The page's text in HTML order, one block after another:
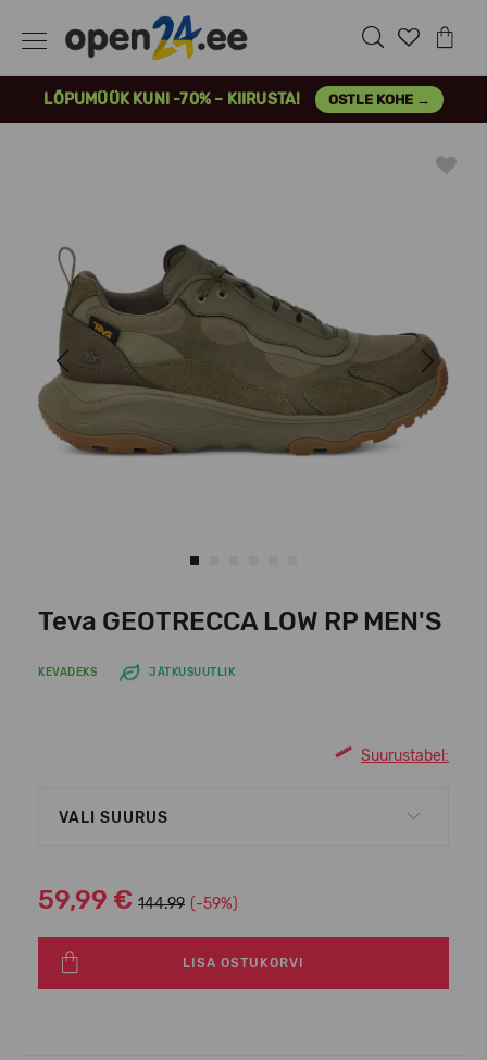
LÕPUMÜÜK KUNI -70% – KIIRUSTA! OSTLE KOHE →
Previous Next
Teva GEOTRECCA LOW RP MEN'S
KEVADEKS JÄTKUSUUTLIK
Suurustabel:
VALI SUURUS
59,99 € 144.99 (-59%)
LISA OSTUKORVI